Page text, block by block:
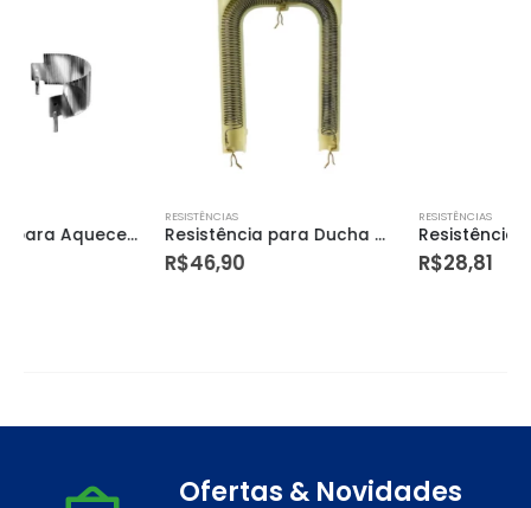
Resistência para Ducha Higiênica 3t 4300w 220v Resistência Enerducha 220v 6800w – Enerbras
Ofertas & Novidades